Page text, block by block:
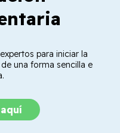
para iniciar la
una forma sencilla e